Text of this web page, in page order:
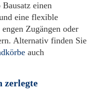
einen
eine flexible
Zugängen oder
Alternativ finden Sie
auch
zerlegte